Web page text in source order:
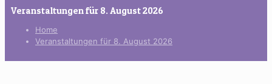
Veranstaltungen für 8. August 2026
Home
Veranstaltungen für 8. August 2026